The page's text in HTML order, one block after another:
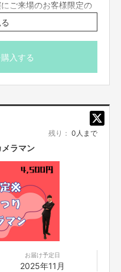
ご来場のお客様限定の
加は出来ませんのでご注
までご支援いただけま
以降にFANY
ざいますが、19:35頃開
に参加できるのは1名様
ることや、祇園のみの
承ください。
キカメラで、スタッフ
撮影や、支援者様同士
ください。
場に来られなかった場
ーンと代えさせていた
ご支援にあたっての注
入する
残り： 0人まで
ラマン
お届け予定日
2025年11月